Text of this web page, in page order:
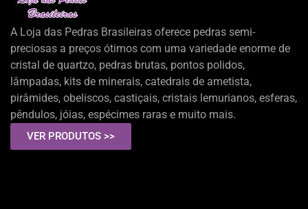
A Loja das Pedras Brasileiras oferece pedras semi-
preciosas a preços ótimos com uma variedade enorme de
cristal de quartzo, pedras brutas, pontos polidos,
lâmpadas, kits de minerais, catedrais de ametista,
pirâmides, obeliscos, castiçais, cristais lemurianos, esferas,
pêndulos, jóias, espécimes raras e muito mais.
VER PRODUTOS >>